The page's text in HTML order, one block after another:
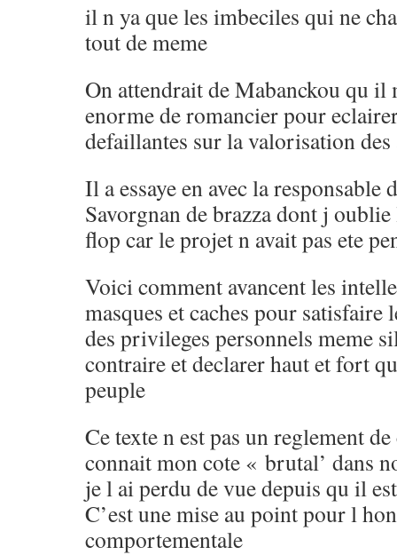
il n ya que les imbeciles qui ne
tout de meme
On attendrait de Mabanckou qu il
enorme de romancier pour
defaillantes sur la valorisation
Il a essaye en avec la responsable
Savorgnan de brazza dont j
flop car le projet n avait pas ete
Voici comment avancent les
masques et caches pour
des privileges personnels meme
contraire et declarer haut et fort
peuple
Ce texte n est pas un reglement
connait mon cote « brutal’ dans
je l ai perdu de vue depuis qu il
C’est une mise au point pour l
comportementale